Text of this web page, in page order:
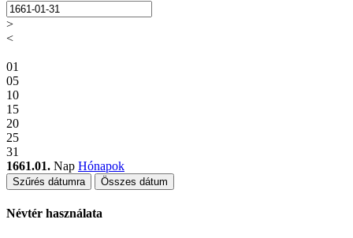
>
<
01
05
10
15
20
25
31
1661.01. Nap Hónapok
Szűrés dátumra Összes dátum
Névtér használata